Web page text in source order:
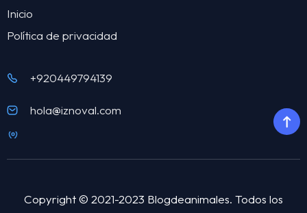
Inicio
Política de privacidad
+920449794139
hola@iznoval.com
Copyright © 2021-2023 Blogdeanimales. Todos los